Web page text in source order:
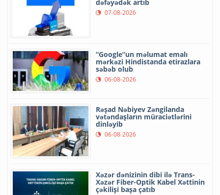
dəfəyədək artıb
07-08-2026
“Google”un məlumat emalı
mərkəzi Hindistanda etirazlara
səbəb olub
06-08-2026
Rəşad Nəbiyev Zəngilanda
vətəndaşların müraciətlərini
dinləyib
06-08-2026
Xəzər dənizinin dibi ilə Trans-
Xəzər Fiber-Optik Kabel Xəttinin
çəkilişi başa çatıb